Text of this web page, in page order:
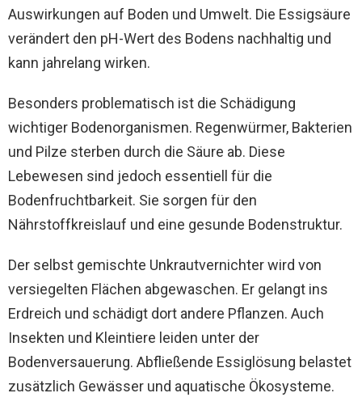
Auswirkungen auf Boden und Umwelt. Die Essigsäure
verändert den pH-Wert des Bodens nachhaltig und
kann jahrelang wirken.
Besonders problematisch ist die Schädigung
wichtiger Bodenorganismen. Regenwürmer, Bakterien
und Pilze sterben durch die Säure ab. Diese
Lebewesen sind jedoch essentiell für die
Bodenfruchtbarkeit. Sie sorgen für den
Nährstoffkreislauf und eine gesunde Bodenstruktur.
Der selbst gemischte Unkrautvernichter wird von
versiegelten Flächen abgewaschen. Er gelangt ins
Erdreich und schädigt dort andere Pflanzen. Auch
Insekten und Kleintiere leiden unter der
Bodenversauerung. Abfließende Essiglösung belastet
zusätzlich Gewässer und aquatische Ökosysteme.